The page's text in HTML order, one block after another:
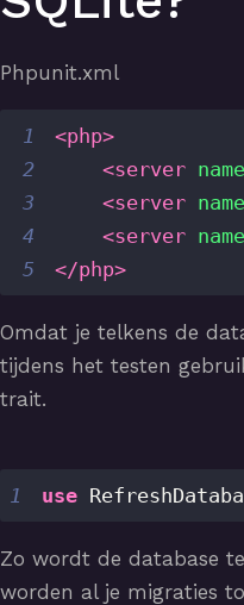
Phpunit.xml
1 <php>
2
<server
3
<server
4
<server
5
</php>
Omdat je telkens de
tijdens het testen
trait.
1 use
Zo wordt de database
worden al je migraties